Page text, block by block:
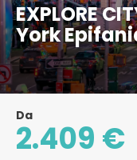
EXPLORE
York
Da
2.409 €